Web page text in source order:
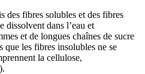
des fibres solubles et des fibres
dissolvent dans l’eau et
et de longues chaînes de sucre
que les fibres insolubles ne se
la cellulose,
).